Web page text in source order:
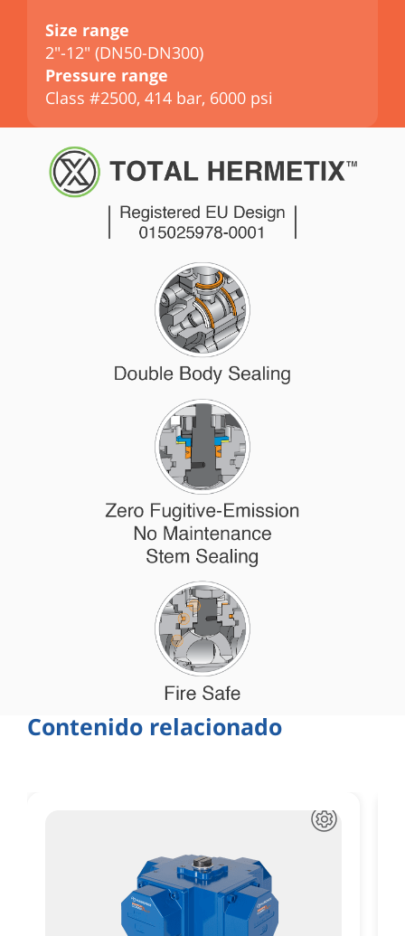
Size range
2"-12" (DN50-DN300)
Pressure range
Class #2500, 414 bar, 6000 psi
Contenido relacionado